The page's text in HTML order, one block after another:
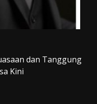
dan Tanggung
Kini